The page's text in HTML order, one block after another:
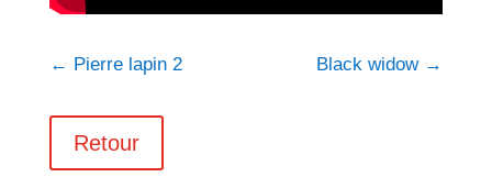
← Pierre lapin 2 Black widow→
Retour